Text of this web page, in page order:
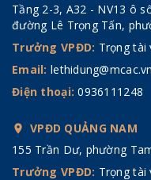
Tầng 2-3, A32 - NV13 ô
đường Lê Trọng Tấn,
Trưởng VPĐD: Trọng tài
Email: lethidung@mcac.vn
Điện thoại:0936111248
VPĐD QUẢNG NAM
155 Trần Dư, phường
Trưởng VPĐD: Trọng tài